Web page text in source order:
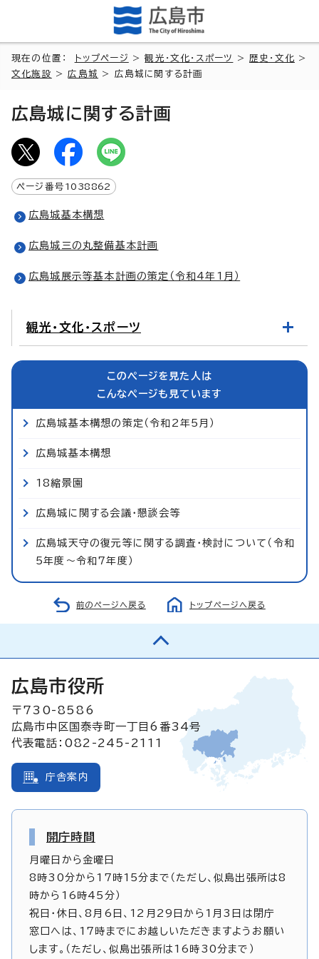
現在の位置： トップページ >観光・文化・スポーツ > 歴史・文化 >
文化施設
>広島城 > 広島城に関する計画
広島城に関する計画
ページ番号 1038862
広島城基本構想
広島城三の丸整備基本計画
広島城展示等基本計画の策定（令和4年1月）
観光・文化・スポーツ
このページを見た人は
こんなページも見ています
広島城基本構想の策定（令和2年5月）
広島城基本構想
18縮景園
広島城に関する会議・懇談会等
広島城天守の復元等に関する調査・検討について（令和
5年度～令和7年度）
前のページへ戻る トップページへ戻る
広島市役所
〒730-8586
広島市中区国泰寺町一丁目6番34号
代表電話：082-245-2111
庁舎案内
開庁時間
月曜日から金曜日
8時30分から17時15分まで（ただし、似島出張所は8
時から16時45分）
祝日・休日、8月6日、12月29日から1月3日は閉庁
窓口へは、17時までにお越しいただきますようお願い
します。（ただし、似島出張所は16時30分まで）